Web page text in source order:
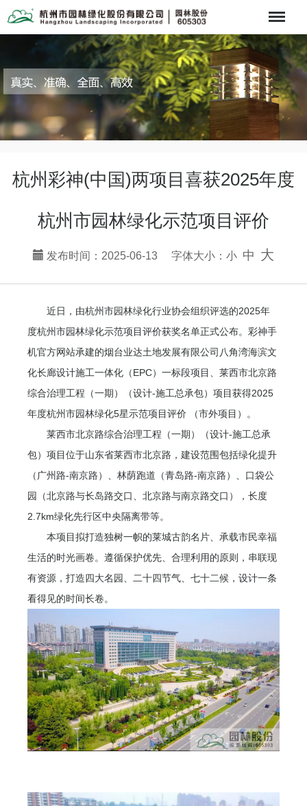
杭州彩神(中国)两项目喜获2025年度
杭州市园林绿化示范项目评价
发布时间：2025-06-13 字体大小： 小 中 大
近日，由杭州市园林绿化行业协会组织评选的2025年
度杭州市园林绿化示范项目评价获奖名单正式公布。彩神手
机官方网站承建的烟台业达土地发展有限公司八角湾海滨文
化长廊设计施工一体化（EPC）一标段项目、莱西市北京路
综合治理工程（一期）（设计-施工总承包）项目获得2025
年度杭州市园林绿化5星示范项目评价 （市外项目）。
莱西市北京路综合治理工程（一期）（设计-施工总承
包）项目位于山东省莱西市北京路，建设范围包括绿化提升
（广州路-南京路）、林荫跑道（青岛路-南京路）、口袋公
园（北京路与长岛路交口、北京路与南京路交口），长度
2.7km绿化先行区中央隔离带等。
本项目拟打造独树一帜的莱城古韵名片、承载市民幸福
生活的时光画卷。遵循保护优先、合理利用的原则，串联现
有资源，打造四大名园、二十四节气、七十二候，设计一条
看得见的时间长卷。